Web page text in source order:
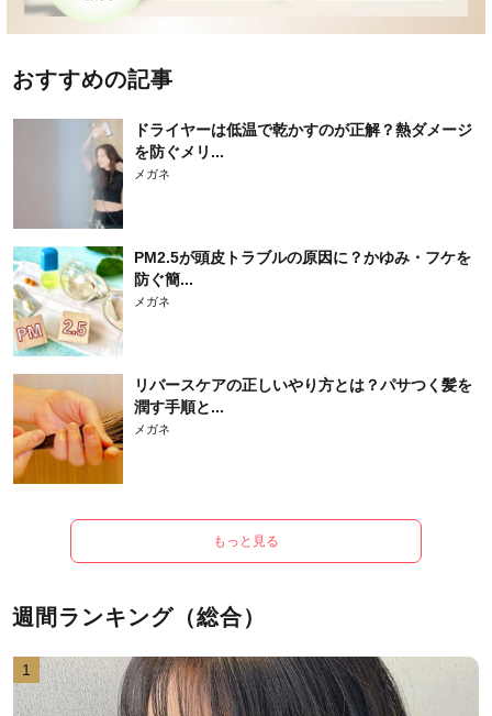
おすすめの記事
ドライヤーは低温で乾かすのが正解？熱ダメージ
を防ぐメリ...
メガネ
PM2.5が頭皮トラブルの原因に？かゆみ・フケを
防ぐ簡...
メガネ
リバースケアの正しいやり方とは？パサつく髪を
潤す手順と...
メガネ
もっと見る
週間ランキング（総合）
1